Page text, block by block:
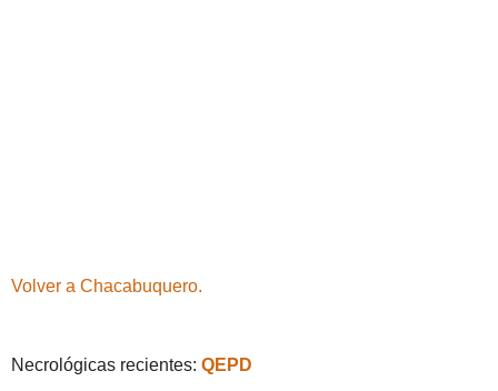
Volver a Chacabuquero.
Necrológicas recientes: QEPD